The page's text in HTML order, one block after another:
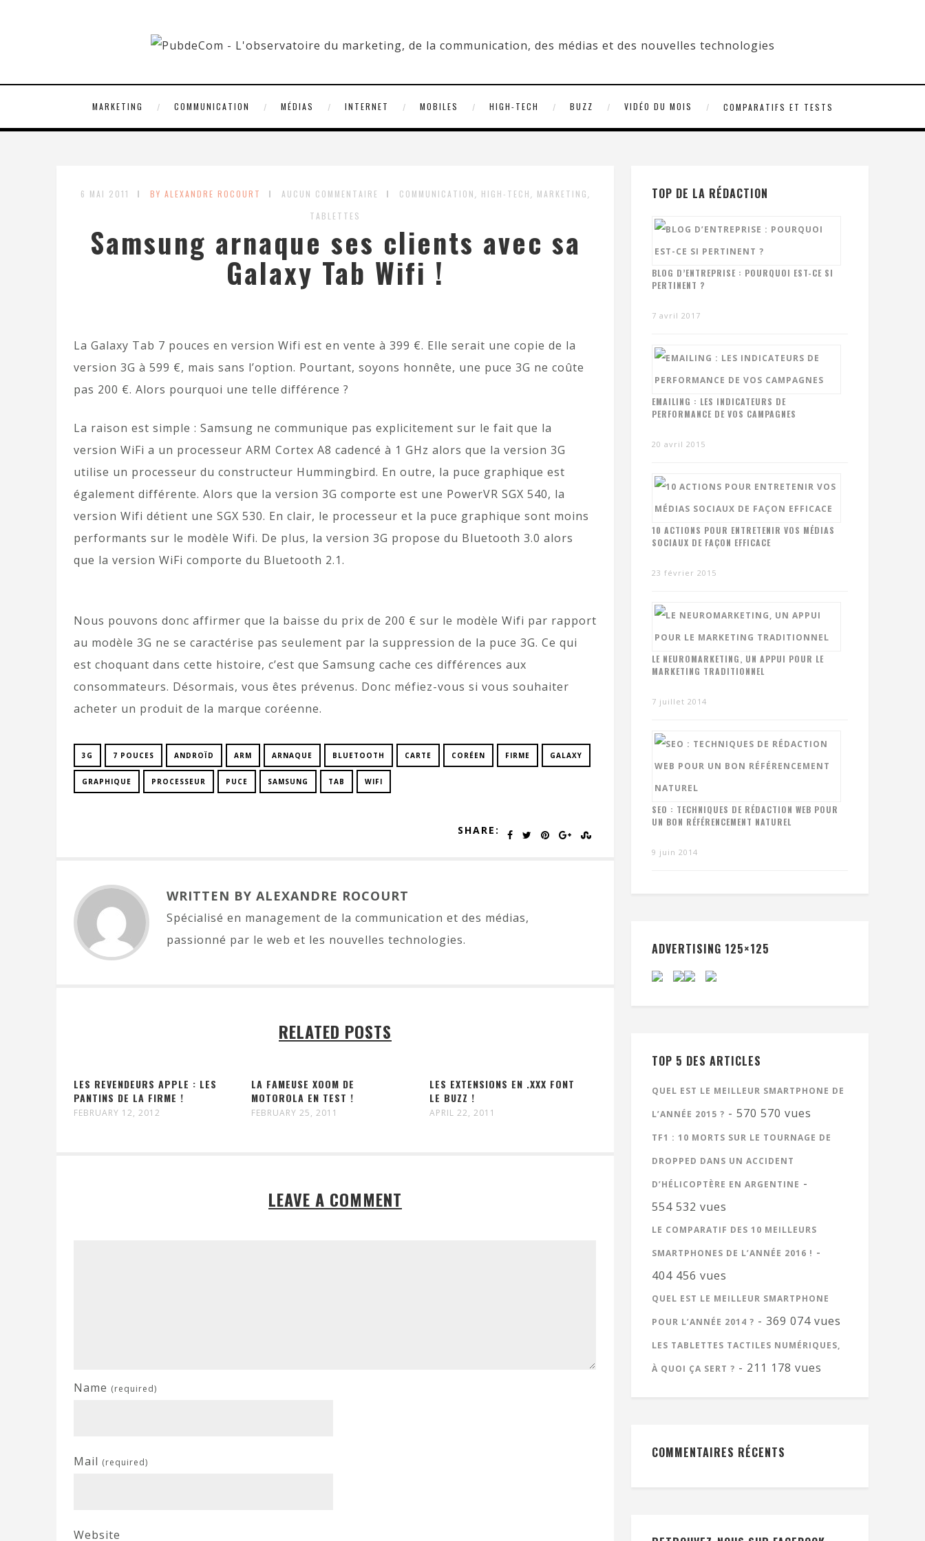
MARKETING COMMUNICATION MÉDIAS INTERNET MOBILES HIGH-TECH BUZZ VIDÉO DU MOIS COMPARATIFS ET TESTS
6 MAI 2011 BY ALEXANDRE ROCOURT AUCUN COMMENTAIRE COMMUNICATION, HIGH-TECH, MARKETING,
TABLETTES
Samsung arnaque ses clients avec sa
Galaxy Tab Wifi !
La Galaxy Tab 7 pouces en version Wifi est en vente à 399 €. Elle serait une copie de la
version 3G à 599 €, mais sans l’option. Pourtant, soyons honnête, une puce 3G ne coûte
pas 200 €. Alors pourquoi une telle différence ?
La raison est simple : Samsung ne communique pas explicitement sur le fait que la
version WiFi a un processeur ARM Cortex A8 cadencé à 1 GHz alors que la version 3G
utilise un processeur du constructeur Hummingbird. En outre, la puce graphique est
également différente. Alors que la version 3G comporte est une PowerVR SGX 540, la
version Wifi détient une SGX 530. En clair, le processeur et la puce graphique sont moins
performants sur le modèle Wifi. De plus, la version 3G propose du Bluetooth 3.0 alors
que la version WiFi comporte du Bluetooth 2.1.
Nous pouvons donc affirmer que la baisse du prix de 200 € sur le modèle Wifi par rapport
au modèle 3G ne se caractérise pas seulement par la suppression de la puce 3G. Ce qui
est choquant dans cette histoire, c’est que Samsung cache ces différences aux
consommateurs. Désormais, vous êtes prévenus. Donc méfiez-vous si vous souhaiter
acheter un produit de la marque coréenne.
3G 7 POUCES ANDROÏD ARM ARNAQUE BLUETOOTH CARTE CORÉEN FIRME GALAXY
GRAPHIQUE PROCESSEUR PUCE SAMSUNG TAB WIFI
SHARE:
WRITTEN BY ALEXANDRE ROCOURT
Spécialisé en management de la communication et des médias,
passionné par le web et les nouvelles technologies.
RELATED POSTS
LES REVENDEURS APPLE : LES
PANTINS DE LA FIRME !
FEBRUARY 12, 2012
LA FAMEUSE XOOM DE
MOTOROLA EN TEST !
FEBRUARY 25, 2011
LES EXTENSIONS EN .XXX FONT
LE BUZZ !
APRIL 22, 2011
LEAVE A COMMENT
Name (required)
Mail (required)
Website
TOP DE LA RÉDACTION
BLOG D’ENTREPRISE : POURQUOI EST-CE SI
PERTINENT ?
7 avril 2017
EMAILING : LES INDICATEURS DE
PERFORMANCE DE VOS CAMPAGNES
20 avril 2015
10 ACTIONS POUR ENTRETENIR VOS MÉDIAS
SOCIAUX DE FAÇON EFFICACE
23 février 2015
LE NEUROMARKETING, UN APPUI POUR LE
MARKETING TRADITIONNEL
7 juillet 2014
SEO : TECHNIQUES DE RÉDACTION WEB POUR
UN BON RÉFÉRENCEMENT NATUREL
9 juin 2014
ADVERTISING 125×125
TOP 5 DES ARTICLES
QUEL EST LE MEILLEUR SMARTPHONE DE
L’ANNÉE 2015 ? - 570 570 vues
TF1 : 10 MORTS SUR LE TOURNAGE DE
DROPPED DANS UN ACCIDENT
D’HÉLICOPTÈRE EN ARGENTINE -
554 532 vues
LE COMPARATIF DES 10 MEILLEURS
SMARTPHONES DE L’ANNÉE 2016 ! -
404 456 vues
QUEL EST LE MEILLEUR SMARTPHONE
POUR L’ANNÉE 2014 ? - 369 074 vues
LES TABLETTES TACTILES NUMÉRIQUES,
À QUOI ÇA SERT ? - 211 178 vues
COMMENTAIRES RÉCENTS